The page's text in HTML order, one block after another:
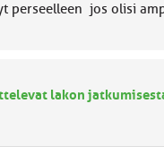
perseelleen jos olisi
lakon